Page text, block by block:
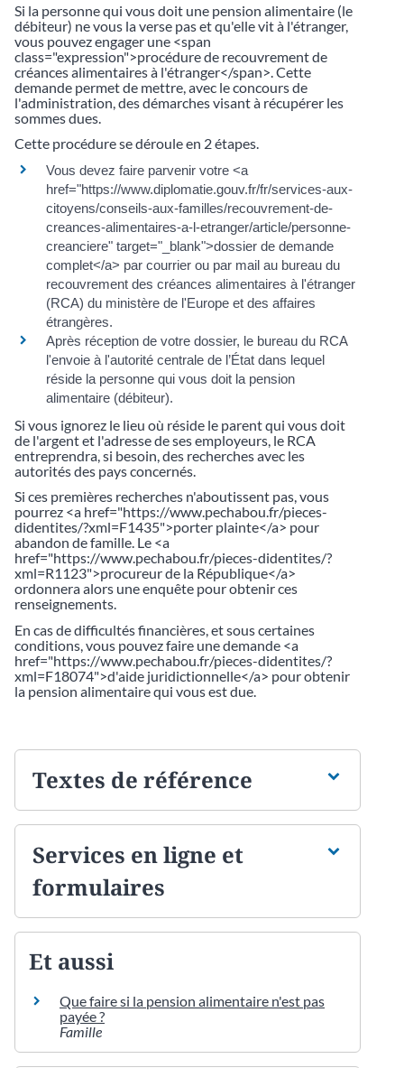
Si la personne qui vous doit une pension alimentaire (le
débiteur) ne vous la verse pas et qu'elle vit à l'étranger,
vous pouvez engager une <span
class="expression">procédure de recouvrement de
créances alimentaires à l'étranger</span>. Cette
demande permet de mettre, avec le concours de
l'administration, des démarches visant à récupérer les
sommes dues.
Cette procédure se déroule en 2 étapes.
Vous devez faire parvenir votre <a
href="https://www.diplomatie.gouv.fr/fr/services-aux-
citoyens/conseils-aux-familles/recouvrement-de-
creances-alimentaires-a-l-etranger/article/personne-
creanciere" target="_blank">dossier de demande
complet</a> par courrier ou par mail au bureau du
recouvrement des créances alimentaires à l'étranger
(RCA) du ministère de l'Europe et des affaires
étrangères.
Après réception de votre dossier, le bureau du RCA
l'envoie à l'autorité centrale de l’État dans lequel
réside la personne qui vous doit la pension
alimentaire (débiteur).
Si vous ignorez le lieu où réside le parent qui vous doit
de l'argent et l'adresse de ses employeurs, le RCA
entreprendra, si besoin, des recherches avec les
autorités des pays concernés.
Si ces premières recherches n'aboutissent pas, vous
pourrez <a href="https://www.pechabou.fr/pieces-
didentites/?xml=F1435">porter plainte</a> pour
abandon de famille. Le <a
href="https://www.pechabou.fr/pieces-didentites/?
xml=R1123">procureur de la République</a>
ordonnera alors une enquête pour obtenir ces
renseignements.
En cas de difficultés financières, et sous certaines
conditions, vous pouvez faire une demande <a
href="https://www.pechabou.fr/pieces-didentites/?
xml=F18074">d'aide juridictionnelle</a> pour obtenir
la pension alimentaire qui vous est due.
Textes de référence
Services en ligne et
formulaires
Et aussi
Que faire si la pension alimentaire n'est pas
payée ?
Famille